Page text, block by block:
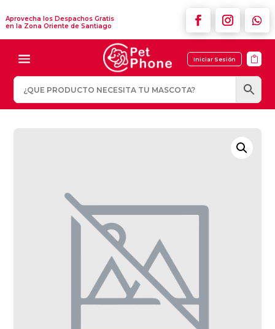
Aprovecha los Despachos Gratis
en la Zona Oriente de Santiago
Iniciar Sesión 